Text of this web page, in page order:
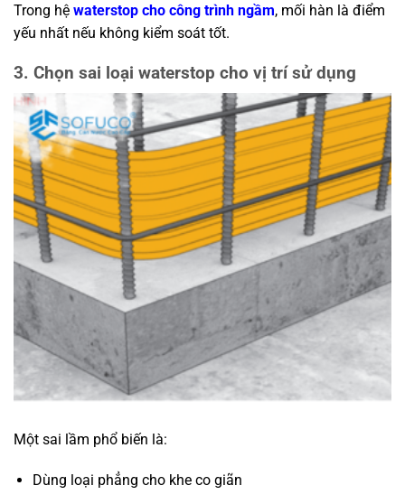
Trong hệ waterstop cho công trình ngầm, mối hàn là điểm
yếu nhất nếu không kiểm soát tốt.
3. Chọn sai loại waterstop cho vị trí sử dụng
Một sai lầm phổ biến là:
Dùng loại phẳng cho khe co giãn